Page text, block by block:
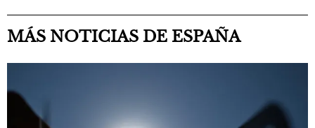
MÁS NOTICIAS DE ESPAÑA